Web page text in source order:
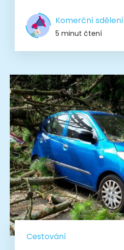
Komerční sdělení
5 minut čtení
Cestování